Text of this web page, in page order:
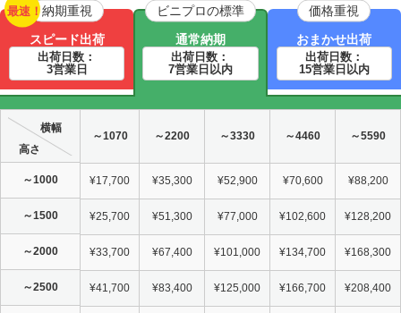
最速！納期重視
スピード出荷
出荷日数：
3営業日
ビニプロの標準
通常納期
出荷日数：
7営業日以内
価格重視
おまかせ出荷
出荷日数：
15営業日以内
横幅
高さ
～1070 ～2200 ～3330 ～4460 ～5590
～1000 ¥17,700 ¥35,300 ¥52,900 ¥70,600 ¥88,200
～1500 ¥25,700 ¥51,300 ¥77,000 ¥102,600 ¥128,200
～2000 ¥33,700 ¥67,400 ¥101,000 ¥134,700 ¥168,300
～2500 ¥41,700 ¥83,400 ¥125,000 ¥166,700 ¥208,400